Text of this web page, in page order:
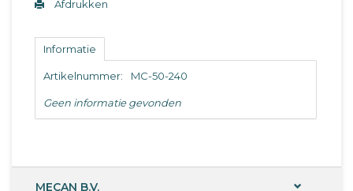
Afdrukken
Informatie
Artikelnummer: MC-50-240
Geen informatie gevonden
MECAN B.V.